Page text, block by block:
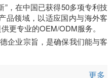
”，在中国已获得50多项专利技
品领域，以适应国内与海外客
更专业的OEM/ODM服务。
企业宗旨，是确保我们能与客
更多